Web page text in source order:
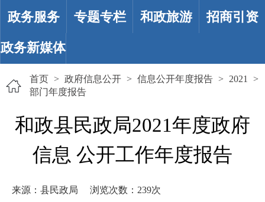
政务服务 专题专栏 和政旅游 招商引资
政务新媒体
首页 > 政府信息公开 > 信息公开年度报告 > 2021
>
部门年度报告
和政县民政局2021年度政府
信息 公开工作年度报告
来源：县民政局 浏览次数： 239次